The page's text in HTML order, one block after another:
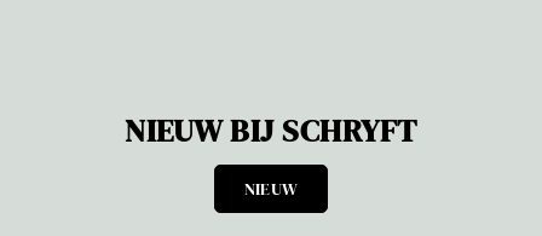
NIEUW BIJ SCHRYFT
NIEUW